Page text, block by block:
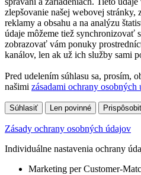
zlepšovanie našej webovej stránky,
reklamy a obsahu a na analýzu
údaje môžeme tiež synchronizovať
zobrazovať vám ponuky
kanálov, len ak už ich služby sami
Pred udelením súhlasu sa, prosím,
našimi zásadami ochrany osobných
Súhlasiť Len povinné
Zásady ochrany osobných údajov
Individuálne nastavenia ochrany
Marketing per Customer-